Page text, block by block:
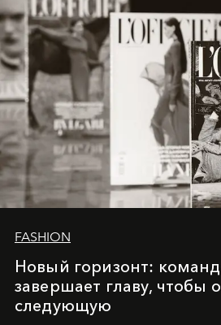
FASHION
Новый горизонт:
завершает главу, чтобы
следующую